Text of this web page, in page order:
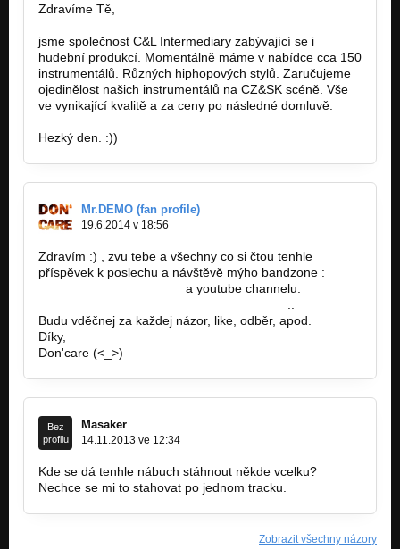
Zdravíme Tě,
jsme společnost C&L Intermediary zabývající se i
hudební produkcí. Momentálně máme v nabídce cca 150
instrumentálů. Různých hiphopových stylů. Zaručujeme
ojedinělost našich instrumentálů na CZ&SK scéně. Vše
ve vynikající kvalitě a za ceny po následné domluvě.
Hezký den. :))
Mr.DEMO (fan profile)
19.6.2014 v 18:56
Zdravím :) , zvu tebe a všechny co si čtou tenhle
příspěvek k poslechu a návštěvě mýho bandzone :
a youtube channelu:
Budu vděčnej za každej názor, like, odběr, apod.
Díky,
Don'care (<_>)
Bez
profilu
Masaker
14.11.2013 ve 12:34
Kde se dá tenhle nábuch stáhnout někde vcelku?
Nechce se mi to stahovat po jednom tracku.
Zobrazit všechny názory